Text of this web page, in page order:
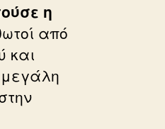
η
από
και
μεγάλη